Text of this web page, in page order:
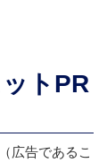
トPR
広告であるこ